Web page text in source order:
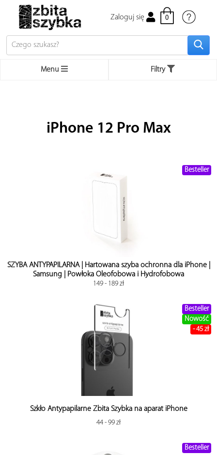
Zaloguj się 0
Menu Filtry
MagSafe
iPhone 12 Pro Max
Besteller
SZYBA ANTYPAPILARNA | Hartowana szyba ochronna dla iPhone |
Samsung | Powłoka Oleofobowa i Hydrofobowa
149 - 189 zł
Besteller
Nowość
- 45 zł
Szkło Antypapilarne Zbita Szybka na aparat iPhone
44 - 99 zł
Besteller